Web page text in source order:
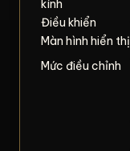
kính
Điều khiển
Màn hình hiển thị
Mức điều chỉnh